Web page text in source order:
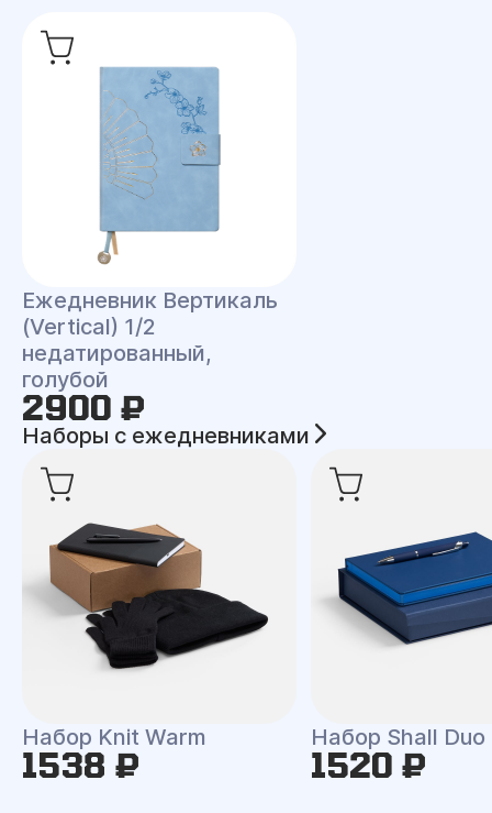
Ежедневник Вертикаль
(Vertical) 1/2
недатированный,
голубой
2900 ₽
Наборы с ежедневниками
Набор Knit Warm
1538 ₽
Набор Shall Duo
1520 ₽